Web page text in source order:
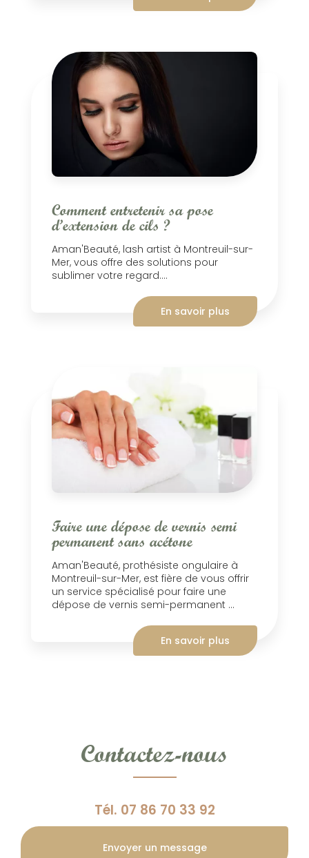
Comment entretenir sa pose
d’extension de cils ?
Aman'Beauté, lash artist à Montreuil-sur-
Mer, vous offre des solutions pour
sublimer votre regard....
En savoir plus
Faire une dépose de vernis semi
permanent sans acétone
Aman'Beauté, prothésiste ongulaire à
Montreuil-sur-Mer, est fière de vous offrir
un service spécialisé pour faire une
dépose de vernis semi-permanent ...
En savoir plus
Contactez-nous
Tél. 07 86 70 33 92
Envoyer un message